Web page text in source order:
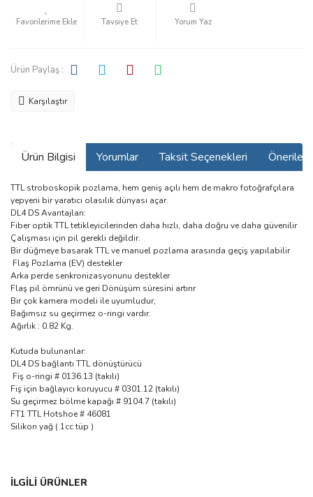
Tavsiye Et Yorum Yaz
Ürün Paylaş :
Karşılaştır
Ürün Bilgisi Yorumlar Taksit Seçenekleri
TTL stroboskopik pozlama, hem geniş açılı hem de makro fotoğrafçılara
yepyeni bir yaratıcı olasılık dünyası açar.
DL4 DS Avantajları:
Fiber optik TTL tetikleyicilerinden daha hızlı, daha doğru ve daha güvenilir
Çalışması için pil gerekli değildir.
Bir düğmeye basarak TTL ve manuel pozlama arasında geçiş yapılabilir
Flaş Pozlama (EV) destekler
Arka perde senkronizasyonunu destekler
Flaş pil ömrünü ve geri Dönüşüm süresini artırır
Bir çok kamera modeli ile uyumludur,
Bağımsız su geçirmez o-ringi vardır.
Ağırlık : 0.82 Kg.
Kutuda bulunanlar:
DL4 DS bağlantı TTL dönüştürücü
Fiş o-ringi # 0136.13 (takılı)
Fiş için bağlayıcı koruyucu # 0301.12 (takılı)
Su geçirmez bölme kapağı # 9104.7 (takılı)
FT1 TTL Hotshoe # 46081
Silikon yağ ( 1cc tüp )
Bu ürünün fiyat bilgisi, resim, ürün açıklamalarında ve diğer
konularda yetersiz gördüğünüz noktaları öneri formunu kullanarak
İLGİLİ ÜRÜNLER